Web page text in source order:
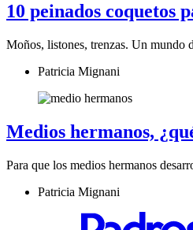
10 peinados coquetos
Moños, listones, trenzas. Un mundo
Patricia Mignani
Medios hermanos,
Para que los medios hermanos
Patricia Mignani